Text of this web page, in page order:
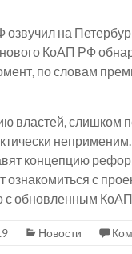
озвучил на
КоАП РФ
по словам
властей, слишком
концепцию
ознакомиться с
с обновленным
Новости